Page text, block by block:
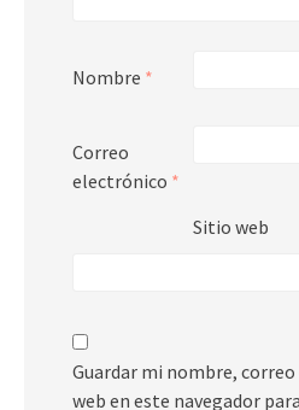
Nombre *
Correo
electrónico *
Sitio web
Guardar mi nombre,
web en este navegador